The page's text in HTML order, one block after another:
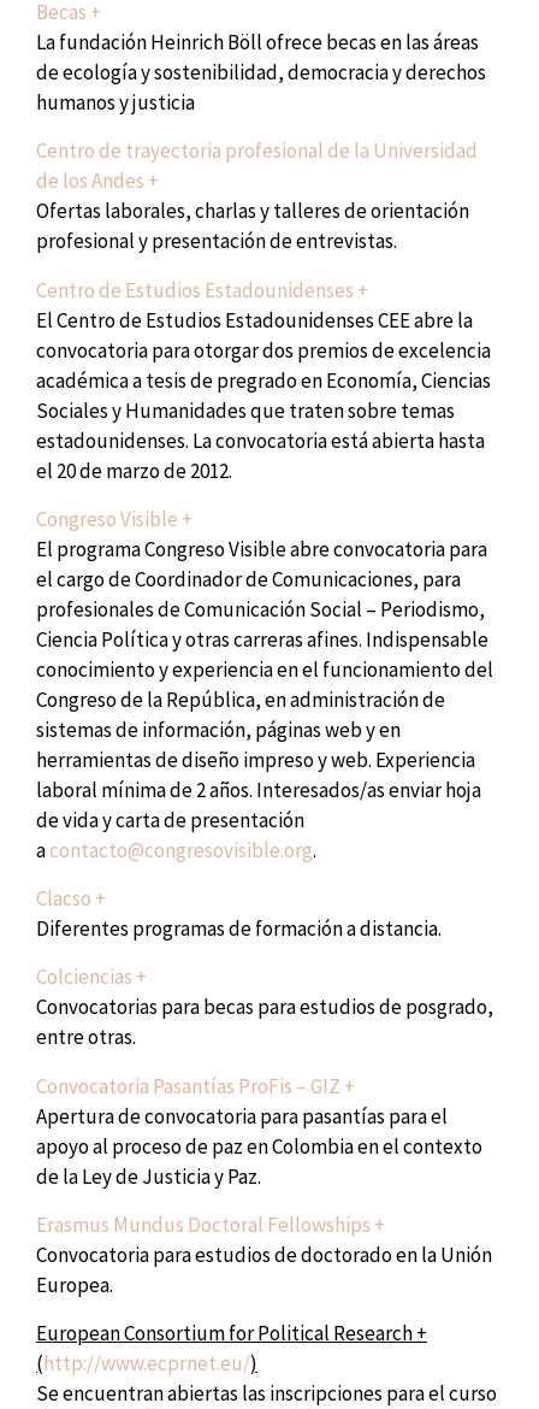
Becas +
La fundación Heinrich Böll ofrece becas en las áreas
de ecología y sostenibilidad, democracia y derechos
humanos y justicia
Centro de trayectoria profesional de la Universidad
de los Andes +
Ofertas laborales, charlas y talleres de orientación
profesional y presentación de entrevistas.
Centro de Estudios Estadounidenses +
El Centro de Estudios Estadounidenses CEE abre la
convocatoria para otorgar dos premios de excelencia
académica a tesis de pregrado en Economía, Ciencias
Sociales y Humanidades que traten sobre temas
estadounidenses. La convocatoria está abierta hasta
el 20 de marzo de 2012.
Congreso Visible +
El programa Congreso Visible abre convocatoria para
el cargo de Coordinador de Comunicaciones, para
profesionales de Comunicación Social – Periodismo,
Ciencia Política y otras carreras afines. Indispensable
conocimiento y experiencia en el funcionamiento del
Congreso de la República, en administración de
sistemas de información, páginas web y en
herramientas de diseño impreso y web. Experiencia
laboral mínima de 2 años. Interesados/as enviar hoja
de vida y carta de presentación
acontacto@congresovisible.org.
Clacso +
Diferentes programas de formación a distancia.
Colciencias +
Convocatorias para becas para estudios de posgrado,
entre otras.
Convocatoria Pasantías ProFis – GIZ +
Apertura de convocatoria para pasantías para el
apoyo al proceso de paz en Colombia en el contexto
de la Ley de Justicia y Paz.
Erasmus Mundus Doctoral Fellowships +
Convocatoria para estudios de doctorado en la Unión
Europea.
European Consortium for Political Research +
(http://www.ecprnet.eu/)
Se encuentran abiertas las inscripciones para el curso